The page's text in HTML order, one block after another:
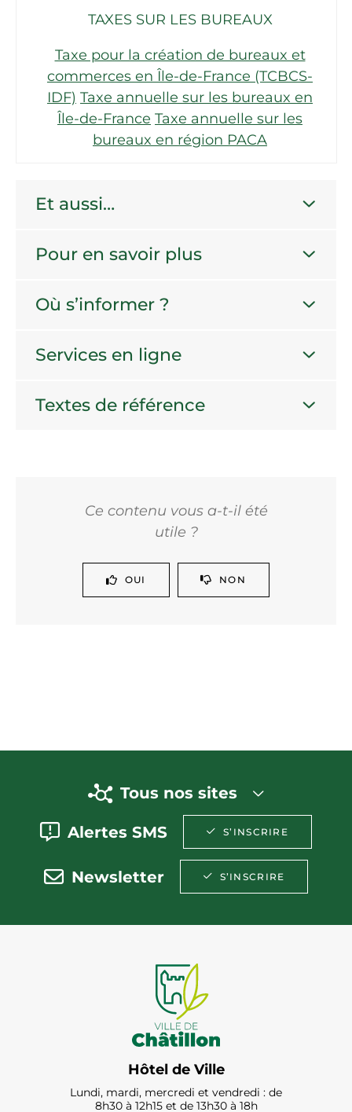
TAXES SUR LES BUREAUX
Taxe pour la création de bureaux et
commerces en Île-de-France (TCBCS-
IDF) Taxe annuelle sur les bureaux en
Île-de-France Taxe annuelle sur les
bureaux en région PACA
Et aussi…
Pour en savoir plus
Où s’informer ?
Services en ligne
Textes de référence
Ce contenu vous a-t-il été
utile ?
OUI NON
Tous nos sites
Alertes SMS S’INSCRIRE
Newsletter S’INSCRIRE
Hôtel de Ville
Lundi, mardi, mercredi et vendredi : de
8h30 à 12h15 et de 13h30 à 18h